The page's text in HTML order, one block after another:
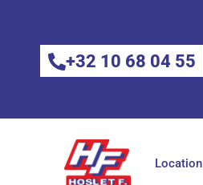
+32 10 68 04 55
Location